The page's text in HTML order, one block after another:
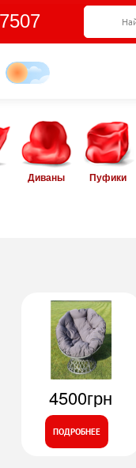
Диваны Пуфики
4500грн
ПОДРОБНЕЕ